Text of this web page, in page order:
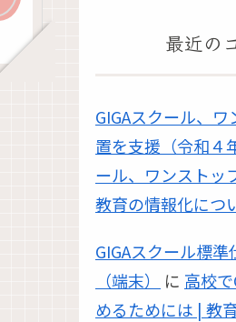
最近の
GIGAスクール、
置を支援（令和４
ール、ワンストッ
教育の情報化につ
GIGAスクール標
（端末）
に 高校
めるためには | 教